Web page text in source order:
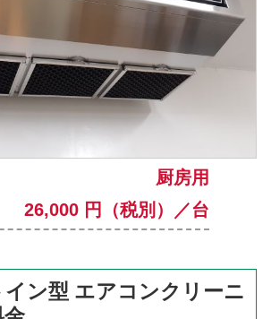
厨房用
26,000 円（税別）／台
ン型 エアコンクリーニ